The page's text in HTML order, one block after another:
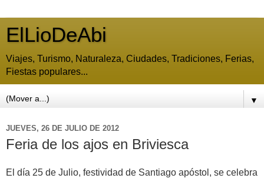
ElLioDeAbi
Viajes, Turismo, Naturaleza, Ciudades, Tradiciones, Ferias,
Fiestas populares...
▼
JUEVES, 26 DE JULIO DE 2012
Feria de los ajos en Briviesca
El día 25 de Julio, festividad de Santiago apóstol, se celebra